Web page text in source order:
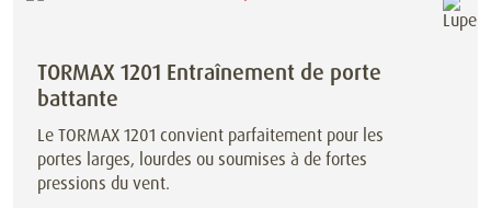
TORMAX 1201 Entraînement de porte
battante
Le TORMAX 1201 convient parfaitement pour les
portes larges, lourdes ou soumises à de fortes
pressions du vent.